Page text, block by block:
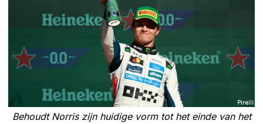
Behoudt Norris zijn huidige vorm tot het einde van het